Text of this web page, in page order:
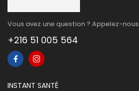
Vous avez une question ? Appelez-nous
+216 51 005 564
INSTANT SANTÉ